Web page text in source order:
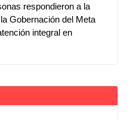
respondieron a la
Gobernación del Meta
integral en